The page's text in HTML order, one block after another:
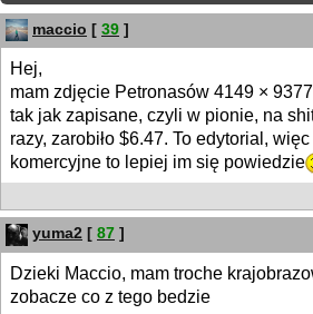
maccio [ 39 ]
Hej,
mam zdjęcie Petronasów 4149 ×
tak jak zapisane, czyli w pionie, na
razy, zarobiło $6.47. To edytorial,
komercyjne to lepiej im się powiedzie
yuma2 [ 87 ]
Dzieki Maccio, mam troche
zobacze co z tego bedzie